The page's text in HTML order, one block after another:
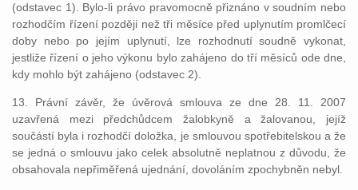
(odstavec 1). Bylo-li právo pravomocně přiznáno v soudním nebo
rozhodčím řízení později než tři měsíce před uplynutím promlčecí
doby nebo po jejím uplynutí, lze rozhodnutí soudně vykonat,
jestliže řízení o jeho výkonu bylo zahájeno do tří měsíců ode dne,
kdy mohlo být zahájeno (odstavec 2).
13. Právní závěr, že úvěrová smlouva ze dne 28. 11. 2007
uzavřená mezi předchůdcem žalobkyně a žalovanou, jejíž
součástí byla i rozhodčí doložka, je smlouvou spotřebitelskou a že
se jedná o smlouvu jako celek absolutně neplatnou z důvodu, že
obsahovala nepřiměřená ujednání, dovoláním zpochybněn nebyl.